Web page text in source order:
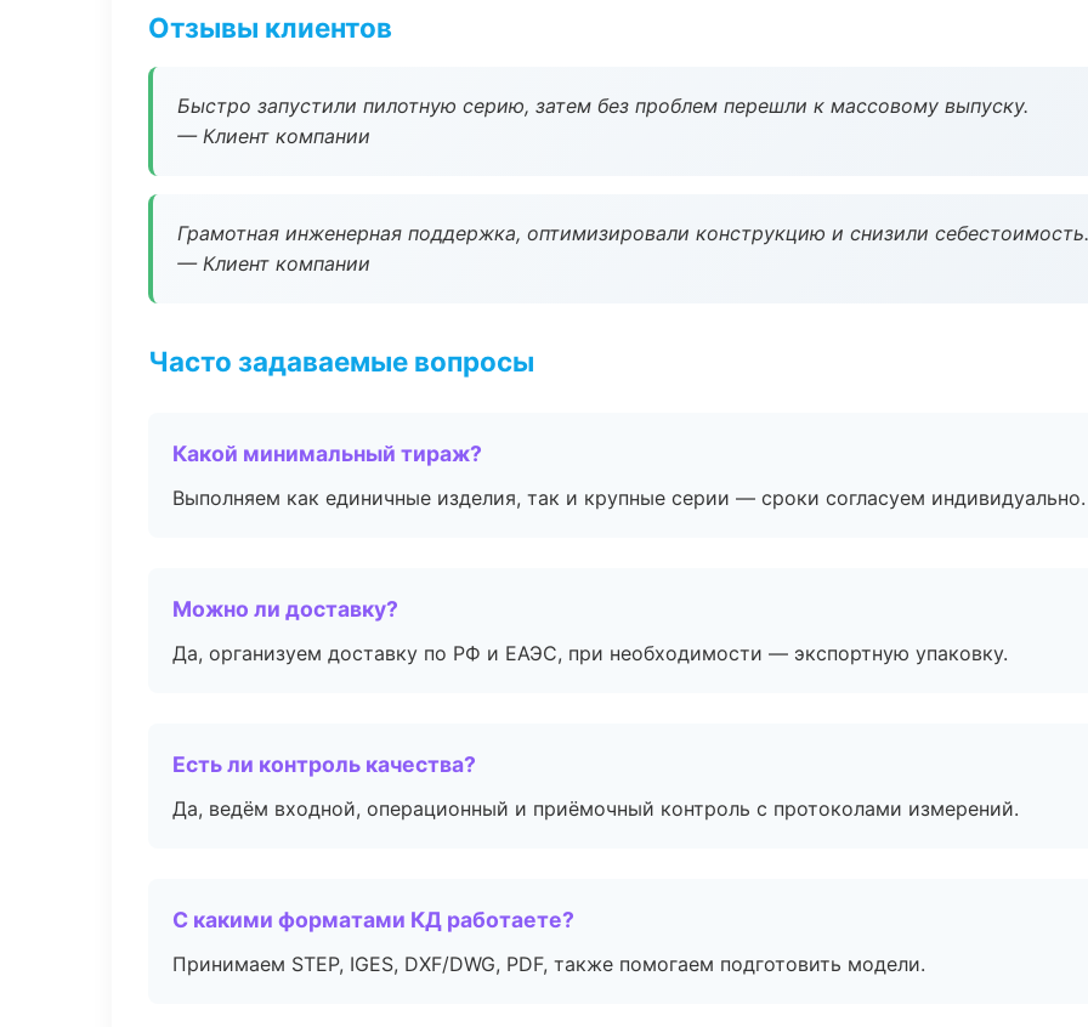
Отзывы клиентов
Быстро запустили пилотную серию, затем без проблем перешли к массовому выпуску.
— Клиент компании
Грамотная инженерная поддержка, оптимизировали конструкцию и снизили себестоимость.
— Клиент компании
Часто задаваемые вопросы
Какой минимальный тираж?
Выполняем как единичные изделия, так и крупные серии — сроки согласуем индивидуально.
Можно ли доставку?
Да, организуем доставку по РФ и ЕАЭС, при необходимости — экспортную упаковку.
Есть ли контроль качества?
Да, ведём входной, операционный и приёмочный контроль с протоколами измерений.
С какими форматами КД работаете?
Принимаем STEP, IGES, DXF/DWG, PDF, также помогаем подготовить модели.